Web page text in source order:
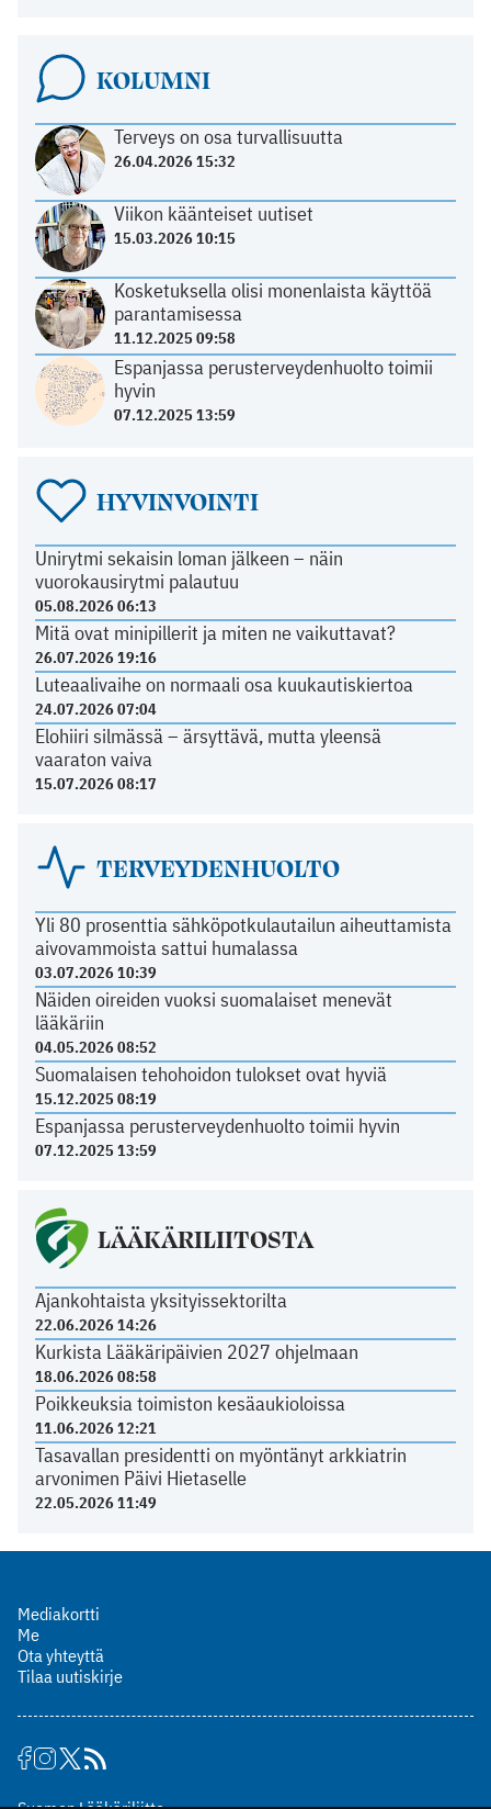
KOLUMNI
Terveys on osa turvallisuutta
26.04.2026 15:32
Viikon käänteiset uutiset
15.03.2026 10:15
Kosketuksella olisi monenlaista käyttöä
parantamisessa
11.12.2025 09:58
Espanjassa perusterveydenhuolto toimii
hyvin
07.12.2025 13:59
HYVINVOINTI
Unirytmi sekaisin loman jälkeen – näin
vuorokausirytmi palautuu
05.08.2026 06:13
Mitä ovat minipillerit ja miten ne vaikuttavat?
26.07.2026 19:16
Luteaalivaihe on normaali osa kuukautiskiertoa
24.07.2026 07:04
Elohiiri silmässä – ärsyttävä, mutta yleensä
vaaraton vaiva
15.07.2026 08:17
TERVEYDENHUOLTO
Yli 80 prosenttia sähköpotkulautailun aiheuttamista
aivovammoista sattui humalassa
03.07.2026 10:39
Näiden oireiden vuoksi suomalaiset menevät
lääkäriin
04.05.2026 08:52
Suomalaisen tehohoidon tulokset ovat hyviä
15.12.2025 08:19
Espanjassa perusterveydenhuolto toimii hyvin
07.12.2025 13:59
LÄÄKÄRILIITOSTA
Ajankohtaista yksityissektorilta
22.06.2026 14:26
Kurkista Lääkäripäivien 2027 ohjelmaan
18.06.2026 08:58
Poikkeuksia toimiston kesäaukioloissa
11.06.2026 12:21
Tasavallan presidentti on myöntänyt arkkiatrin
arvonimen Päivi Hietaselle
22.05.2026 11:49
Mediakortti
Me
Ota yhteyttä
Tilaa uutiskirje